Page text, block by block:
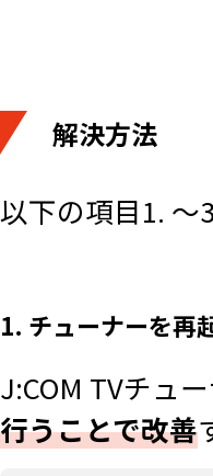
解決方法
以下の項目1. ～
1. チューナーを再
J:COM TVチュ
行うことで改善